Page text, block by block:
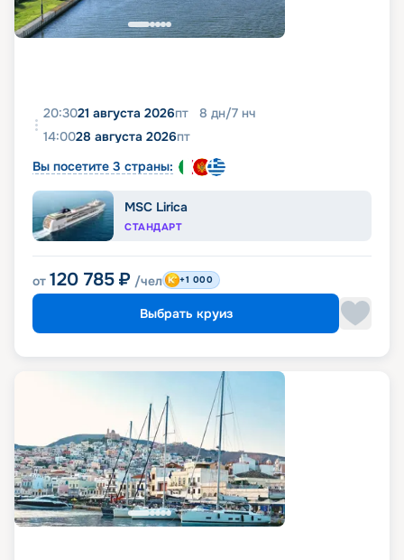
20:3021 августа 2026пт 8 дн/7 нч
14:0028 августа 2026пт
Вы посетите 3 страны:
MSC Lirica
СТАНДАРТ
от 120 785 ₽ /чел +1 000
Выбрать круиз